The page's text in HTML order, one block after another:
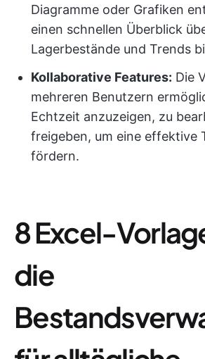
Diagramme oder Grafiken
einen schnellen Überblick
Lagerbestände und Trends
Kollaborative Features: Die
mehreren Benutzern
Echtzeit anzuzeigen, zu
freigeben, um eine effektive
fördern.
8 Excel-
die